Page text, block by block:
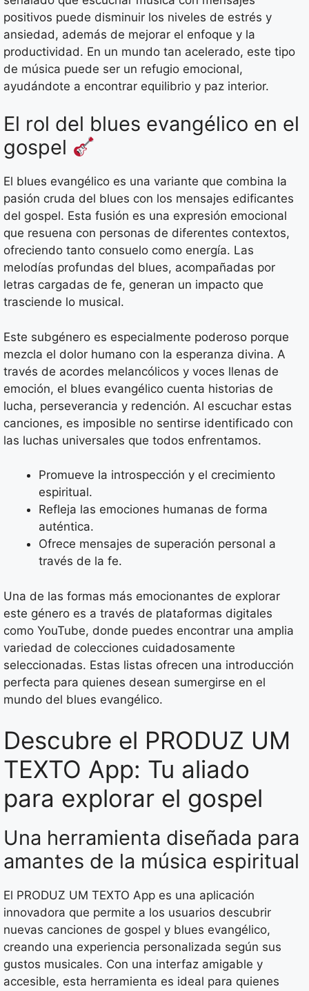
positivos puede disminuir los niveles de estrés y
ansiedad, además de mejorar el enfoque y la
productividad. En un mundo tan acelerado, este tipo
de música puede ser un refugio emocional,
ayudándote a encontrar equilibrio y paz interior.
El rol del blues evangélico en el
gospel
El blues evangélico es una variante que combina la
pasión cruda del blues con los mensajes edificantes
del gospel. Esta fusión es una expresión emocional
que resuena con personas de diferentes contextos,
ofreciendo tanto consuelo como energía. Las
melodías profundas del blues, acompañadas por
letras cargadas de fe, generan un impacto que
trasciende lo musical.
Este subgénero es especialmente poderoso porque
mezcla el dolor humano con la esperanza divina. A
través de acordes melancólicos y voces llenas de
emoción, el blues evangélico cuenta historias de
lucha, perseverancia y redención. Al escuchar estas
canciones, es imposible no sentirse identificado con
las luchas universales que todos enfrentamos.
Promueve la introspección y el crecimiento
espiritual.
Refleja las emociones humanas de forma
auténtica.
Ofrece mensajes de superación personal a
través de la fe.
Una de las formas más emocionantes de explorar
este género es a través de plataformas digitales
como YouTube, donde puedes encontrar una amplia
variedad de colecciones cuidadosamente
seleccionadas. Estas listas ofrecen una introducción
perfecta para quienes desean sumergirse en el
mundo del blues evangélico.
Descubre el PRODUZ UM
TEXTO App: Tu aliado
para explorar el gospel
Una herramienta diseñada para
amantes de la música espiritual
El PRODUZ UM TEXTO App es una aplicación
innovadora que permite a los usuarios descubrir
nuevas canciones de gospel y blues evangélico,
creando una experiencia personalizada según sus
gustos musicales. Con una interfaz amigable y
accesible, esta herramienta es ideal para quienes